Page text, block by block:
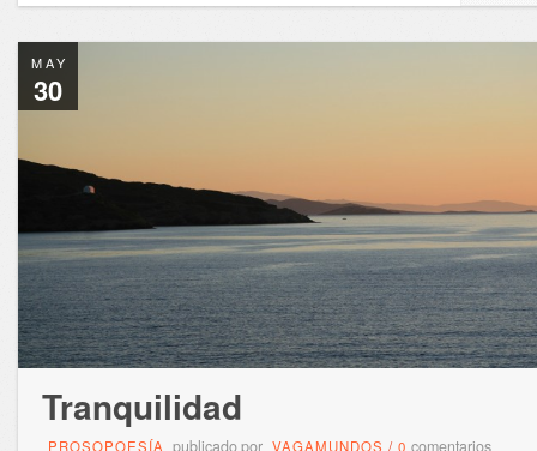
MAY
30
Tranquilidad
PROSOPOESÍA publicado por VAGAMUNDOS / 0 comentarios